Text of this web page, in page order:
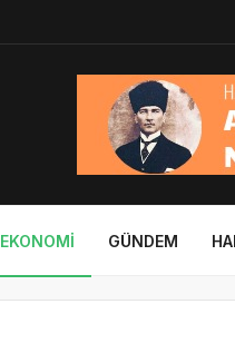
EKONOMI GÜNDEM